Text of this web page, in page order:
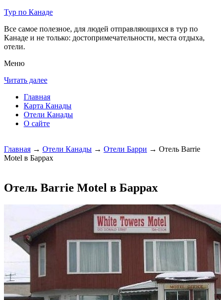
Тур по Канаде
Все самое полезное, для людей отправляющихся в тур по
Канаде и не только: достопримечательности, места отдыха,
отели.
Меню
Читать далее
Главная
Карта Канады
Отели Канады
О сайте
Главная → Отели Канады → Отели Барри → Отель Barrie
Motel в Баррах
Отель Barrie Motel в Баррах